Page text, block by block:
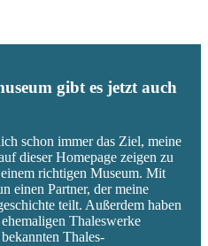
gibt es jetzt auch
schon immer das Ziel, meine
dieser Homepage zeigen zu
richtigen Museum. Mit
einen Partner, der meine
teilt. Außerdem haben
Thaleswerke
Thales-